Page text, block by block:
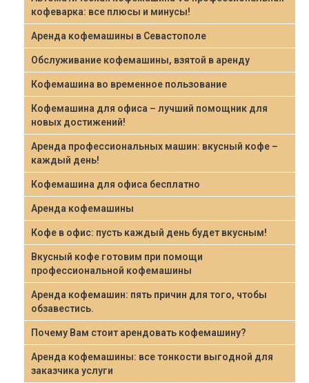
кофеварка: все плюсы и минусы!
Аренда кофемашины в Севастополе
Обслуживание кофемашины, взятой в аренду
Кофемашина во временное пользование
Кофемашина для офиса – лучший помощник для
новых достижений!
Аренда профессиональных машин: вкусный кофе –
каждый день!
Кофемашина для офиса бесплатно
Аренда кофемашины
Кофе в офис: пусть каждый день будет вкусным!
Вкусный кофе готовим при помощи
профессиональной кофемашины
Аренда кофемашин: пять причин для того, чтобы
обзавестись.
Почему Вам стоит арендовать кофемашину?
Аренда кофемашины: все тонкости выгодной для
заказчика услуги